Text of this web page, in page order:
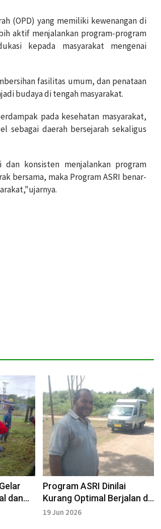
(OPD) yang memiliki kewenangan di
aktif menjalankan program-program
kepada masyarakat mengenai
fasilitas umum, dan penataan
budaya di tengah masyarakat.
pada kesehatan masyarakat,
sebagai daerah bersejarah sekaligus
konsisten menjalankan program
bersama, maka Program ASRI benar-
dan
Merah
Program ASRI Dinilai
Kurang Optimal Berjalan di
Boven Digoel
19 Jun 2026